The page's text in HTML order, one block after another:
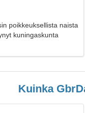
poikkeuksellista naista
kuningaskunta
Kuinka